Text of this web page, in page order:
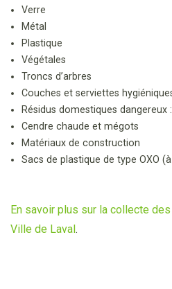
Verre
Métal
Plastique
Végétales
Troncs d’arbres
Couches et serviettes
Résidus domestiques dangereux
Cendre chaude et mégots
Matériaux de construction
Sacs de plastique de type OXO
En savoir plus sur la collecte
Ville de Laval .